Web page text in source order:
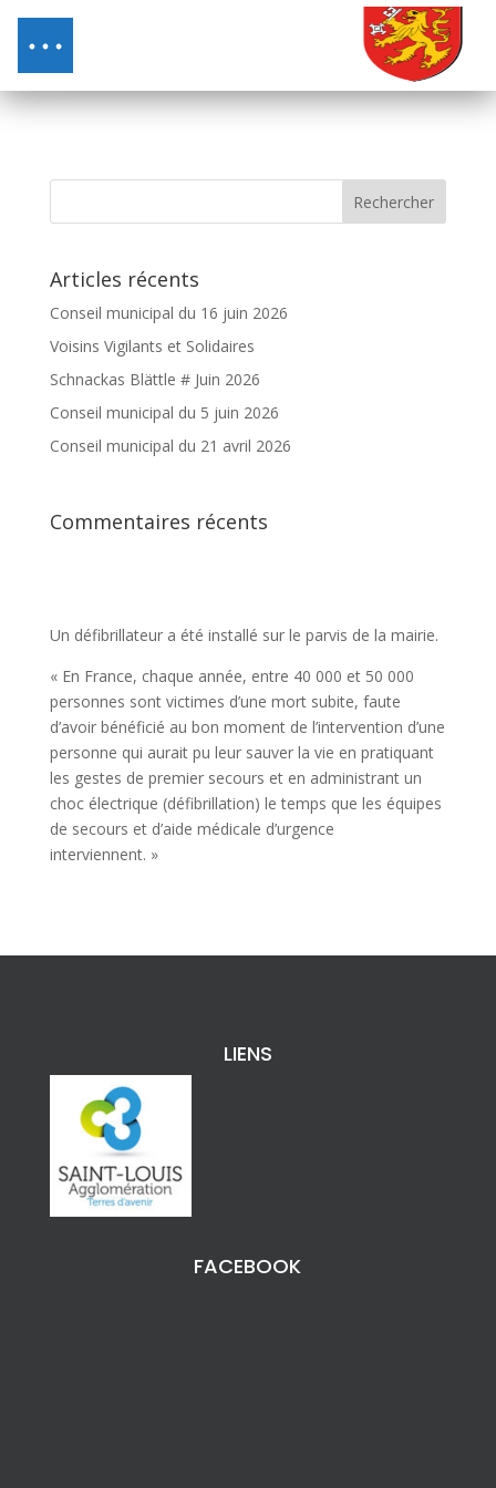
Articles récents
Conseil municipal du 16 juin 2026
Voisins Vigilants et Solidaires
Schnackas Blättle # Juin 2026
Conseil municipal du 5 juin 2026
Conseil municipal du 21 avril 2026
Commentaires récents
Un défibrillateur a été installé sur le parvis de la mairie.
« En France, chaque année, entre 40 000 et 50 000
personnes sont victimes d’une mort subite, faute
d’avoir bénéficié au bon moment de l’intervention d’une
personne qui aurait pu leur sauver la vie en pratiquant
les gestes de premier secours et en administrant un
choc électrique (défibrillation) le temps que les équipes
de secours et d’aide médicale d’urgence
interviennent. »
LIENS
FACEBOOK